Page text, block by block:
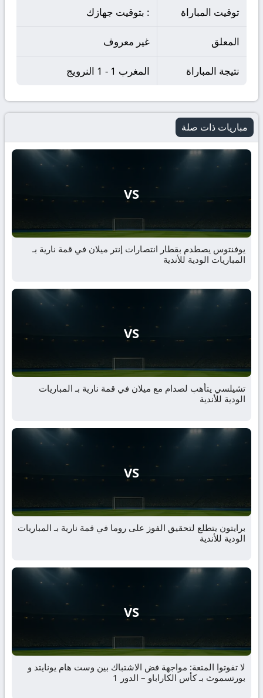
توقيت المباراة : بتوقيت جهازك
المعلق غير معروف
نتيجة المباراة المغرب 1 - 1 النرويج
مباريات ذات صلة
VS
يوفنتوس يصطدم بقطار انتصارات إنتر ميلان في قمة نارية بـ
المباريات الودية للأندية
VS
تشيلسي يتأهب لصدام مع ميلان في قمة نارية بـ المباريات
الودية للأندية
VS
برايتون يتطلع لتحقيق الفوز على روما في قمة نارية بـ المباريات
الودية للأندية
VS
لا تفوتوا المتعة: مواجهة فض الاشتباك بين وست هام يونايتد و
بورتسموث بـ كأس الكاراباو – الدور 1